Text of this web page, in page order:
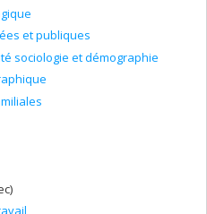
et publiques
sociologie et démographie